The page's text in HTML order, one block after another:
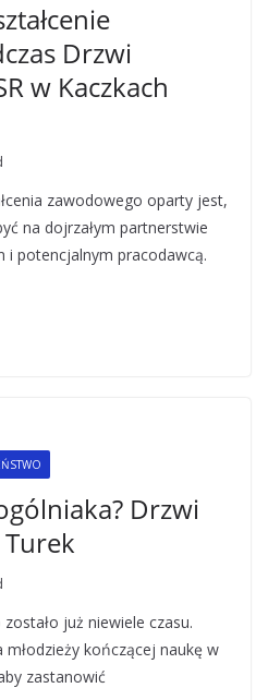
Drzwi
w Kaczkach
zawodowego oparty jest,
na dojrzałym partnerstwie
i potencjalnym pracodawcą.
Drzwi
już niewiele czasu.
kończącej naukę w
zastanowić